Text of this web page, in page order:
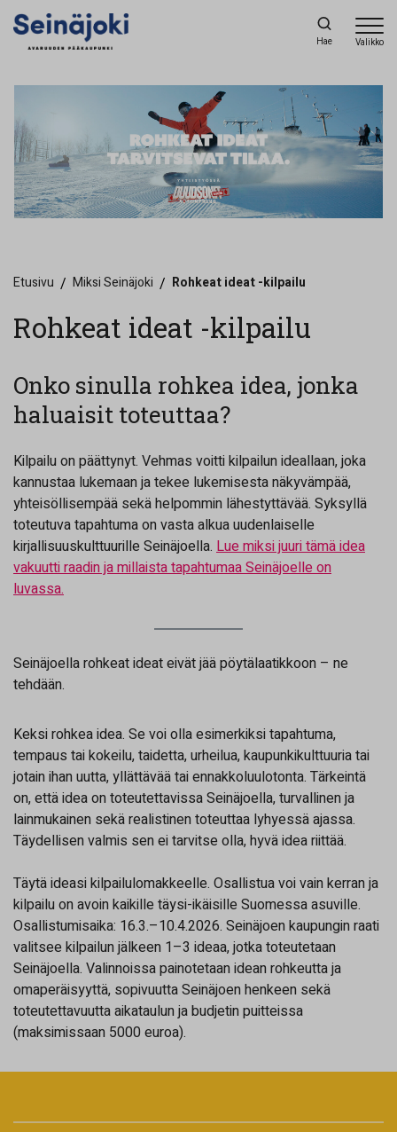
Hae Valikko
Etusivu / Miksi Seinäjoki / Rohkeat ideat -kilpailu
Rohkeat ideat -kilpailu
Onko sinulla rohkea idea, jonka
haluaisit toteuttaa?
Kilpailu on päättynyt. Vehmas voitti kilpailun ideallaan, joka
kannustaa lukemaan ja tekee lukemisesta näkyvämpää,
yhteisöllisempää sekä helpommin lähestyttävää. Syksyllä
toteutuva tapahtuma on vasta alkua uudenlaiselle
kirjallisuuskulttuurille Seinäjoella. Lue miksi juuri tämä idea
vakuutti raadin ja millaista tapahtumaa Seinäjoelle on
luvassa.
Seinäjoella rohkeat ideat eivät jää pöytälaatikkoon – ne
tehdään.
Keksi rohkea idea. Se voi olla esimerkiksi tapahtuma,
tempaus tai kokeilu, taidetta, urheilua, kaupunkikulttuuria tai
jotain ihan uutta, yllättävää tai ennakkoluulotonta. Tärkeintä
on, että idea on toteutettavissa Seinäjoella, turvallinen ja
lainmukainen sekä realistinen toteuttaa lyhyessä ajassa.
Täydellisen valmis sen ei tarvitse olla, hyvä idea riittää.
Täytä ideasi kilpailulomakkeelle. Osallistua voi vain kerran ja
kilpailu on avoin kaikille täysi-ikäisille Suomessa asuville.
Osallistumisaika: 16.3.–10.4.2026. Seinäjoen kaupungin raati
valitsee kilpailun jälkeen 1–3 ideaa, jotka toteutetaan
Seinäjoella. Valinnoissa painotetaan idean rohkeutta ja
omaperäisyyttä, sopivuutta Seinäjoen henkeen sekä
toteutettavuutta aikataulun ja budjetin puitteissa
(maksimissaan 5000 euroa).